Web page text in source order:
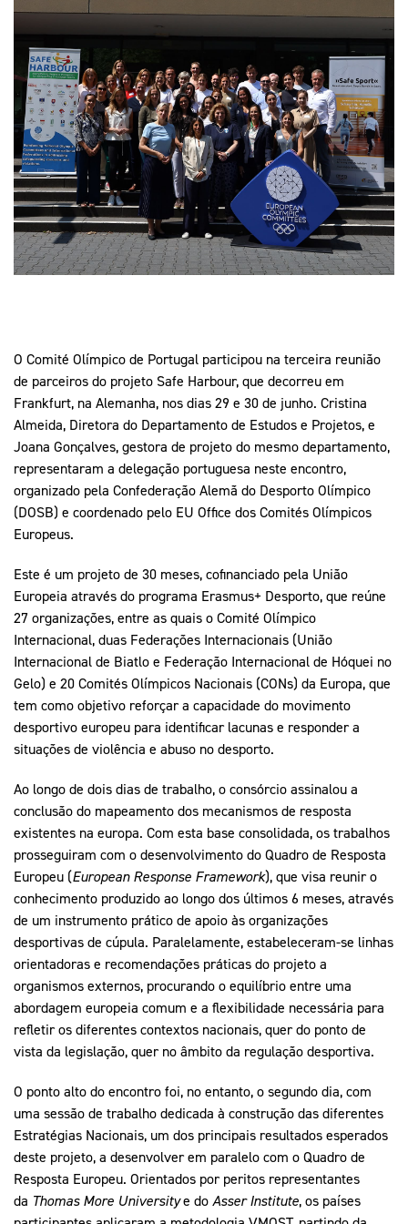
Media
Documentos
Contactos
Mais Desporto
Arquivo Histórico
Educação Olímpica
Equipa Portugal
Educação
Educação Olímpica
Equipa Portugal
O Comité Olímpico de Portugal participou na terceira reunião
de parceiros do projeto Safe Harbour, que decorreu em
Frankfurt, na Alemanha, nos dias 29 e 30 de junho. Cristina
Almeida, Diretora do Departamento de Estudos e Projetos, e
Joana Gonçalves, gestora de projeto do mesmo departamento,
representaram a delegação portuguesa neste encontro,
organizado pela Confederação Alemã do Desporto Olímpico
(DOSB) e coordenado pelo EU Office dos Comités Olímpicos
Europeus.
Este é um projeto de 30 meses, cofinanciado pela União
Europeia através do programa Erasmus+ Desporto, que reúne
27 organizações, entre as quais o Comité Olímpico
Internacional, duas Federações Internacionais (União
Internacional de Biatlo e Federação Internacional de Hóquei no
Gelo) e 20 Comités Olímpicos Nacionais (CONs) da Europa, que
tem como objetivo reforçar a capacidade do movimento
desportivo europeu para identificar lacunas e responder a
situações de violência e abuso no desporto.
Ao longo de dois dias de trabalho, o consórcio assinalou a
conclusão do mapeamento dos mecanismos de resposta
existentes na europa. Com esta base consolidada, os trabalhos
prosseguiram com o desenvolvimento do Quadro de Resposta
Europeu (European Response Framework), que visa reunir o
conhecimento produzido ao longo dos últimos 6 meses, através
de um instrumento prático de apoio às organizações
desportivas de cúpula. Paralelamente, estabeleceram-se linhas
orientadoras e recomendações práticas do projeto a
organismos externos, procurando o equilíbrio entre uma
abordagem europeia comum e a flexibilidade necessária para
refletir os diferentes contextos nacionais, quer do ponto de
vista da legislação, quer no âmbito da regulação desportiva.
O ponto alto do encontro foi, no entanto, o segundo dia, com
uma sessão de trabalho dedicada à construção das diferentes
Estratégias Nacionais, um dos principais resultados esperados
deste projeto, a desenvolver em paralelo com o Quadro de
Resposta Europeu. Orientados por peritos representantes
da Thomas More Universitye do Asser Institute, os países